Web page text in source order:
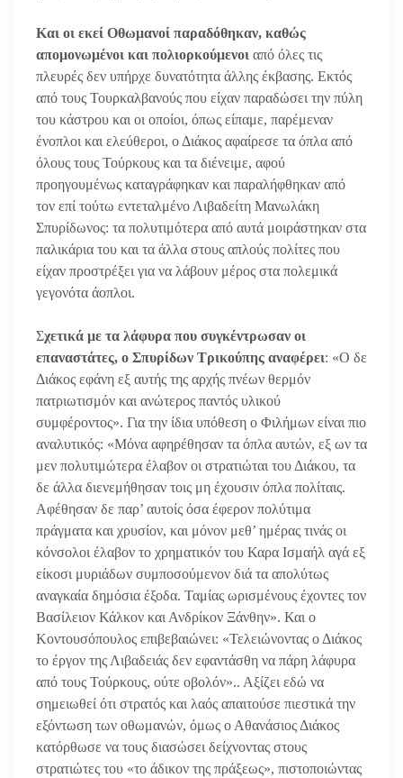
Και οι εκεί Οθωμανοί παραδόθηκαν, καθώς
απομονωμένοι και πολιορκούμενοι από όλες τις
πλευρές δεν υπήρχε δυνατότητα άλλης έκβασης. Εκτός
από τους Τουρκαλβανούς που είχαν παραδώσει την πύλη
του κάστρου και οι οποίοι, όπως είπαμε, παρέμεναν
ένοπλοι και ελεύθεροι, ο Διάκος αφαίρεσε τα όπλα από
όλους τους Τούρκους και τα διένειμε, αφού
προηγουμένως καταγράφηκαν και παραλήφθηκαν από
τον επί τούτω εντεταλμένο Λιβαδείτη Μανωλάκη
Σπυρίδωνος: τα πολυτιμότερα από αυτά μοιράστηκαν στα
παλικάρια του και τα άλλα στους απλούς πολίτες που
είχαν προστρέξει για να λάβουν μέρος στα πολεμικά
γεγονότα άοπλοι.
Σχετικά με τα λάφυρα που συγκέντρωσαν οι
επαναστάτες, ο Σπυρίδων Τρικούπης αναφέρει: «Ο δε
Διάκος εφάνη εξ αυτής της αρχής πνέων θερμόν
πατριωτισμόν και ανώτερος παντός υλικού
συμφέροντος». Για την ίδια υπόθεση ο Φιλήμων είναι πιο
αναλυτικός: «Μόνα αφηρέθησαν τα όπλα αυτών, εξ ων τα
μεν πολυτιμώτερα έλαβον οι στρατιώται του Διάκου, τα
δε άλλα διενεμήθησαν τοις μη έχουσιν όπλα πολίταις.
Αφέθησαν δε παρ’ αυτοίς όσα έφερον πολύτιμα
πράγματα και χρυσίον, και μόνον μεθ’ ημέρας τινάς οι
κόνσολοι έλαβον το χρηματικόν του Καρα Ισμαήλ αγά εξ
είκοσι μυριάδων συμποσούμενον διά τα απολύτως
αναγκαία δημόσια έξοδα. Ταμίας ωρισμένους έχοντες τον
Βασίλειον Κάλκον και Ανδρίκον Ξάνθην». Και ο
Κοντουσόπουλος επιβεβαιώνει: «Τελειώνοντας ο Διάκος
το έργον της Λιβαδειάς δεν εφαντάσθη να πάρη λάφυρα
από τους Τούρκους, ούτε οβολόν».. Αξίζει εδώ να
σημειωθεί ότι στρατός και λαός απαιτούσε πιεστικά την
εξόντωση των οθωμανών, όμως ο Αθανάσιος Διάκος
κατόρθωσε να τους διασώσει δείχνοντας στους
στρατιώτες του «το άδικον της πράξεως», πιστοποιώντας